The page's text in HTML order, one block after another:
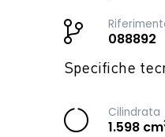
088892
Specifiche
Cilindrata
1.598 cm